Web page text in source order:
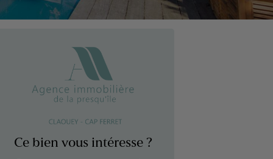
Ce bien vous intéresse ?